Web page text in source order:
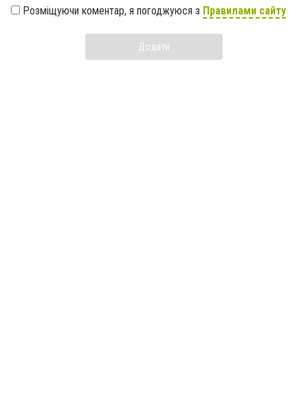
Розміщуючи коментар, я погоджуюся з Правилами сайту
Додати